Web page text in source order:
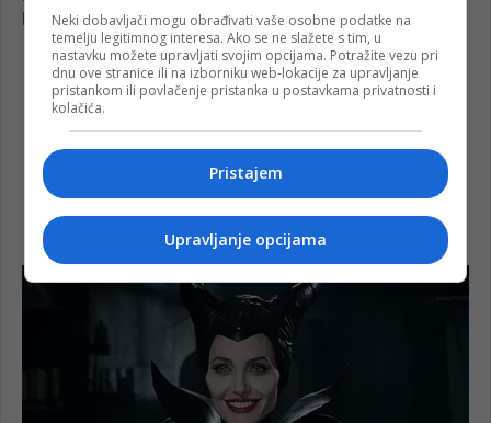
Neki dobavljači mogu obrađivati vaše osobne podatke na
temelju legitimnog interesa. Ako se ne slažete s tim, u
nastavku možete upravljati svojim opcijama. Potražite vezu pri
dnu ove stranice ili na izborniku web-lokacije za upravljanje
pristankom ili povlačenje pristanka u postavkama privatnosti i
kolačića.
Pristajem
Upravljanje opcijama